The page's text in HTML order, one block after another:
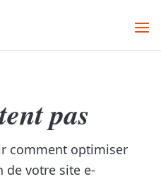
pas
comment optimiser
de votre site e-